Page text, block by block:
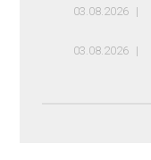
03.08.2026
03.08.2026